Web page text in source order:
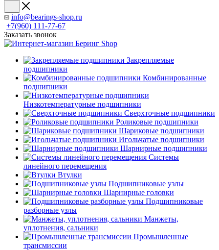
info@bearings-shop.ru
+7(960) 111-77-67
Заказать звонок
Закрепляемые
подшипники
Комбинированные
подшипники
Низкотемпературные подшипники
Сверхточные подшипники
Роликовые подшипники
Шариковые подшипники
Игольчатые подшипники
Шарнирные подшипники
Системы
линейного перемещения
Втулки
Подшипниковые узлы
Шарнирные головки
Подшипниковые
разборные узлы
Манжеты,
уплотнения, сальники
Промышленные
трансмиссии